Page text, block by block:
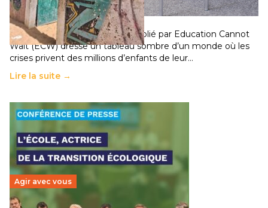
population
11 juillet 2026- National
Un nouveau rapport mondial publié par Education Cannot
Wait (ECW) dresse un tableau sombre d’un monde où les
crises privent des millions d’enfants de leur…
Lire la suite →
Agir avec vous